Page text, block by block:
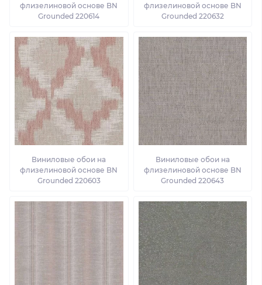
флизелиновой основе BN
Grounded 220614
флизелиновой основе BN
Grounded 220632
Виниловые обои на
флизелиновой основе BN
Grounded 220603
Виниловые обои на
флизелиновой основе BN
Grounded 220643